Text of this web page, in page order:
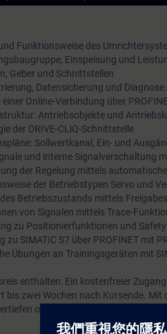
Funktionsweise des
Einspeisung und
Geber und Schnittstellen
Datensicherung und
Online-Verbindung über
Antriebsobjekte und
der DRIVE-CLiQ-Schnittstelle
Sollwertkanal, Ein- und
und interne Signalverschaltung
der Regelung mittels
der Betriebstypen Servo und
Betriebszustands mittels
von Signalen mittels Trace-
zu Positionierfunktionen und
zu SIMATIC S7 über PROFINET mit
Übungen an Trainingsgeräten mit
enthalten: Ein kostenfreier
bis zwei Wochen nach Kursende.
oder wiederholen als auch